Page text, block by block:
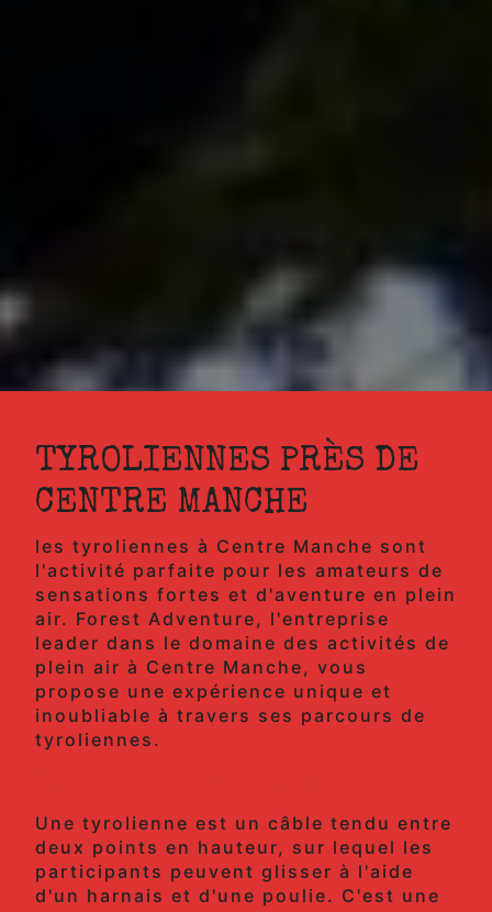
TYROLIENNES PRÈS DE
CENTRE MANCHE
les tyroliennes à Centre Manche sont
l'activité parfaite pour les amateurs de
sensations fortes et d'aventure en plein
air. Forest Adventure, l'entreprise
leader dans le domaine des activités de
plein air à Centre Manche, vous
propose une expérience unique et
inoubliable à travers ses parcours de
tyroliennes.
Une tyrolienne est un câble tendu entre
deux points en hauteur, sur lequel les
participants peuvent glisser à l'aide
d'un harnais et d'une poulie. C'est une